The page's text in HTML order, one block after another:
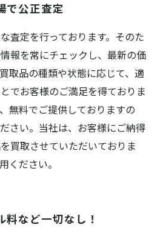
で公正査定
査定を行っております。そのた
報を常にチェックし、最新の価
取品の種類や状態に応じて、適
でお客様のご満足を得ておりま
無料でご提供しておりますの
さい。当社は、お客様にご納得
買取させていただいておりま
ください。
など一切なし！